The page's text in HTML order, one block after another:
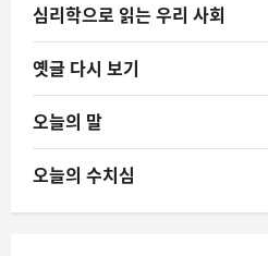
심리학으로 읽는 우리 사회
옛글 다시 보기
오늘의 말
오늘의 수치심